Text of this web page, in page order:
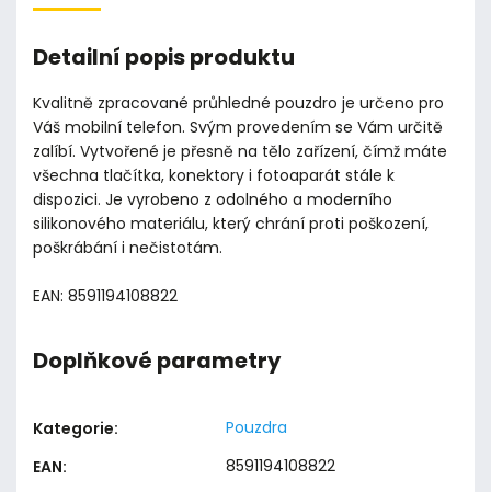
Detailní popis produktu
Kvalitně zpracované průhledné pouzdro je určeno pro
Váš mobilní telefon. Svým provedením se Vám určitě
zalíbí. Vytvořené je přesně na tělo zařízení, čímž máte
všechna tlačítka, konektory i fotoaparát stále k
dispozici. Je vyrobeno z odolného a moderního
silikonového materiálu, který chrání proti poškození,
poškrábání i nečistotám.
EAN: 8591194108822
Doplňkové parametry
Kategorie:
Pouzdra
EAN:
8591194108822